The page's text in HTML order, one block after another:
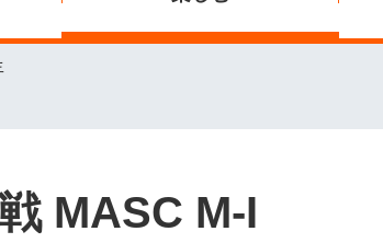
MASC M-I